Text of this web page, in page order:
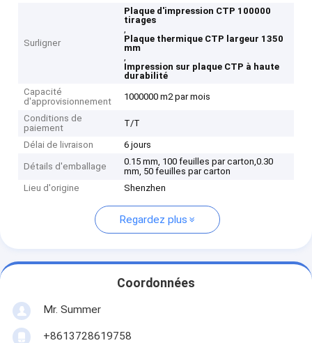
Surligner
Plaque d'impression CTP 100000
tirages
,
Plaque thermique CTP largeur 1350
mm
,
Impression sur plaque CTP à haute
durabilité
Capacité
d'approvisionnement
1000000 m2 par mois
Conditions de
paiement
T/T
Délai de livraison 6 jours
Détails d'emballage
0.15 mm, 100 feuilles par carton,0.30
mm, 50 feuilles par carton
Lieu d'origine
Shenzhen
Regardez plus
Coordonnées
Mr. Summer
+8613728619758